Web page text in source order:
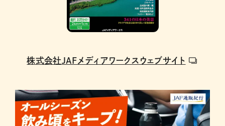
株式会社JAFメディアワークスウェブサイト